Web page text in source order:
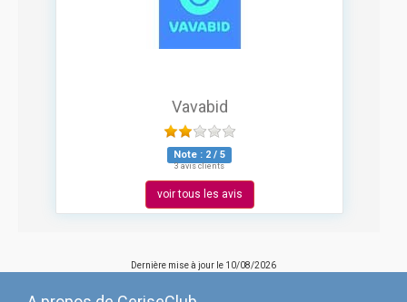
Vavabid
Note : 2 / 5
3 avis clients
voir tous les avis
Dernière mise à jour le 10/08/2026